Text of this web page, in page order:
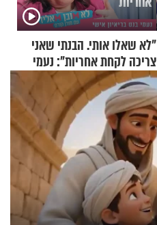
"לא שאלו אותי. הבנתי שאני
צריכה לקחת אחריות": נעמי
בנט בריאיון אישי